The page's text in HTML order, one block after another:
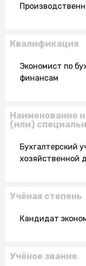
Квалификация
Экономист по
финансам
Наименование
(или)
Бухгалтерский
хозяйственной
Учёная степень
Кандидат
Учёное звание